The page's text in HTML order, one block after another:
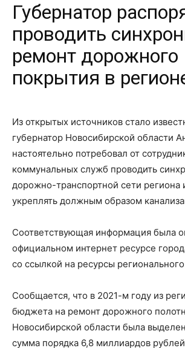
Губернатор
проводить
ремонт дорожного
покрытия в
Из открытых источников стало
губернатор Новосибирской области
настоятельно потребовал от
коммунальных служб проводить
дорожно-транспортной сети региона
укреплять должным образом
Соответствующая информация была
официальном интернет ресурсе
со ссылкой на ресурсы
Сообщается, что в 2021-м году из
бюджета на ремонт дорожного
Новосибирской области была
сумма порядка 6,8 миллиардов